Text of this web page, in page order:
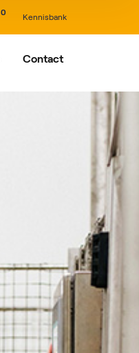
0
Kennisbank
Contact